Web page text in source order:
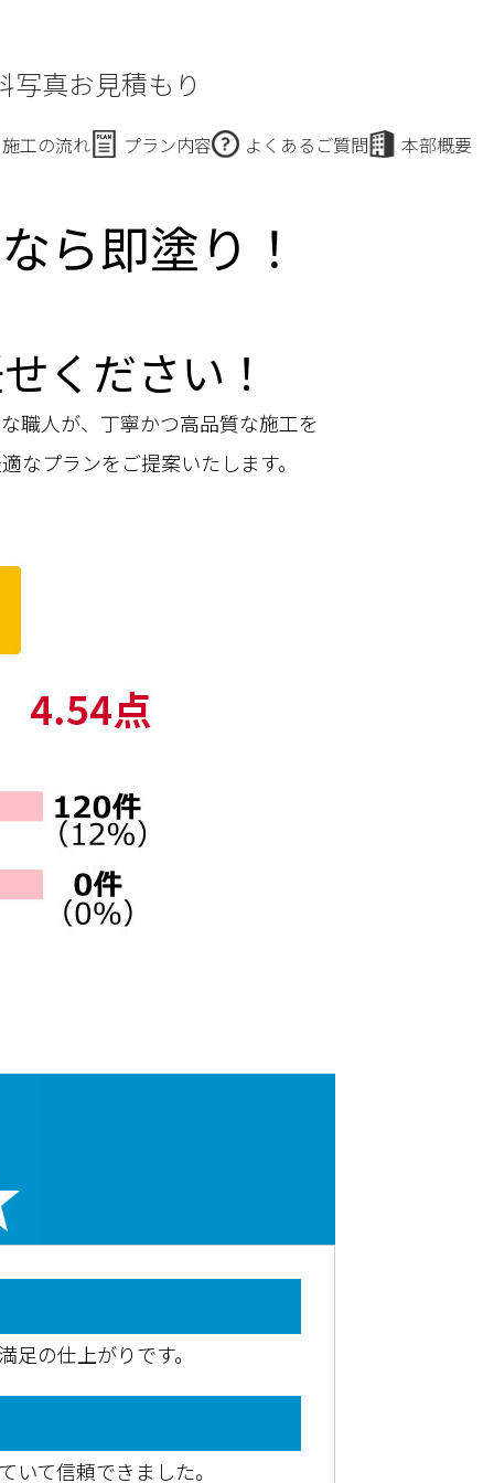
写真お見積もり
施工の流れ プラン内容 よくあるご質問 本部概要
ら即塗り！
ください！
職人が、丁寧かつ高品質な施工を
プランをご提案いたします。
の仕上がりです。
て信頼できました。